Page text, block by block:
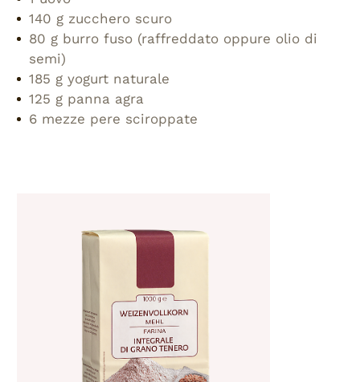
140 g zucchero scuro
80 g burro fuso (raffreddato oppure olio di
semi)
185 g yogurt naturale
125 g panna agra
6 mezze pere sciroppate